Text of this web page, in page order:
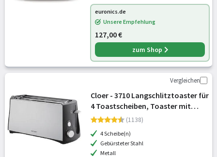
euronics.de
Unsere Empfehlung
127,00 €
zum Shop
Vergleichen
Cloer - 3710 Langschlitztoaster für
4 Toastscheiben, Toaster mit
Brötchenaufsatz,
stufenlosem Bräunungsgrad,
Sicherheitsabschaltung, Auft
(1138)
4 Scheibe(n)
Gebürsteter Stahl
Metall